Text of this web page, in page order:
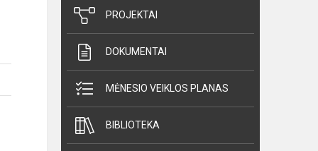
PROJEKTAI
DOKUMENTAI
MĖNESIO VEIKLOS PLANAS
BIBLIOTEKA